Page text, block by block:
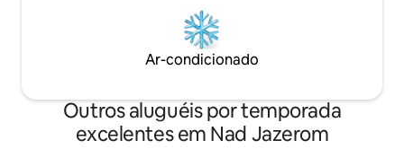
Ar-condicionado
Outros aluguéis por temporada
excelentes em Nad Jazerom